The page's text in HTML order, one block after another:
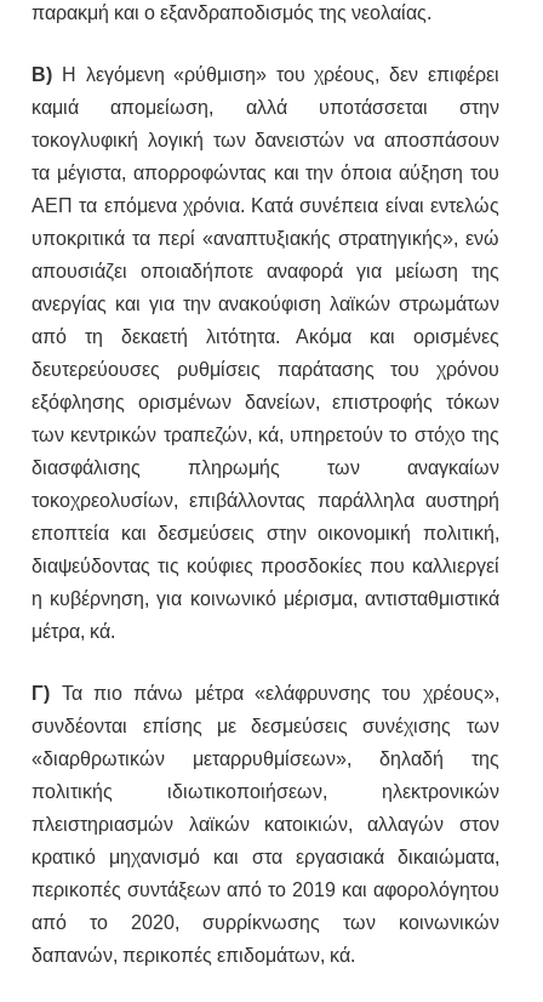
παρακμή και ο εξανδραποδισμός της νεολαίας.
Β) Η λεγόμενη «ρύθμιση» του χρέους, δεν επιφέρει
καμιά απομείωση, αλλά υποτάσσεται στην
τοκογλυφική λογική των δανειστών να αποσπάσουν
τα μέγιστα, απορροφώντας και την όποια αύξηση του
ΑΕΠ τα επόμενα χρόνια. Κατά συνέπεια είναι εντελώς
υποκριτικά τα περί «αναπτυξιακής στρατηγικής», ενώ
απουσιάζει οποιαδήποτε αναφορά για μείωση της
ανεργίας και για την ανακούφιση λαϊκών στρωμάτων
από τη δεκαετή λιτότητα. Ακόμα και ορισμένες
δευτερεύουσες ρυθμίσεις παράτασης του χρόνου
εξόφλησης ορισμένων δανείων, επιστροφής τόκων
των κεντρικών τραπεζών, κά, υπηρετούν το στόχο της
διασφάλισης πληρωμής των αναγκαίων
τοκοχρεολυσίων, επιβάλλοντας παράλληλα αυστηρή
εποπτεία και δεσμεύσεις στην οικονομική πολιτική,
διαψεύδοντας τις κούφιες προσδοκίες που καλλιεργεί
η κυβέρνηση, για κοινωνικό μέρισμα, αντισταθμιστικά
μέτρα, κά.
Γ) Τα πιο πάνω μέτρα «ελάφρυνσης του χρέους»,
συνδέονται επίσης με δεσμεύσεις συνέχισης των
«διαρθρωτικών μεταρρυθμίσεων», δηλαδή της
πολιτικής ιδιωτικοποιήσεων, ηλεκτρονικών
πλειστηριασμών λαϊκών κατοικιών, αλλαγών στον
κρατικό μηχανισμό και στα εργασιακά δικαιώματα,
περικοπές συντάξεων από το 2019 και αφορολόγητου
από το 2020, συρρίκνωσης των κοινωνικών
δαπανών, περικοπές επιδομάτων, κά.